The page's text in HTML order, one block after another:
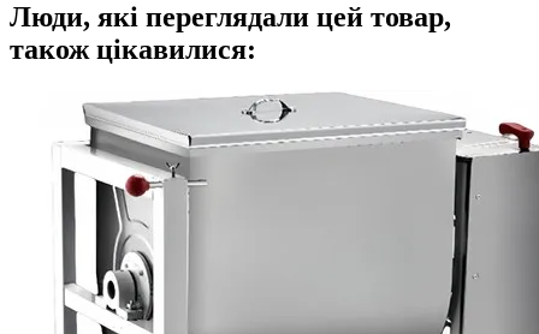
Люди, які переглядали цей товар,
також цікавилися: